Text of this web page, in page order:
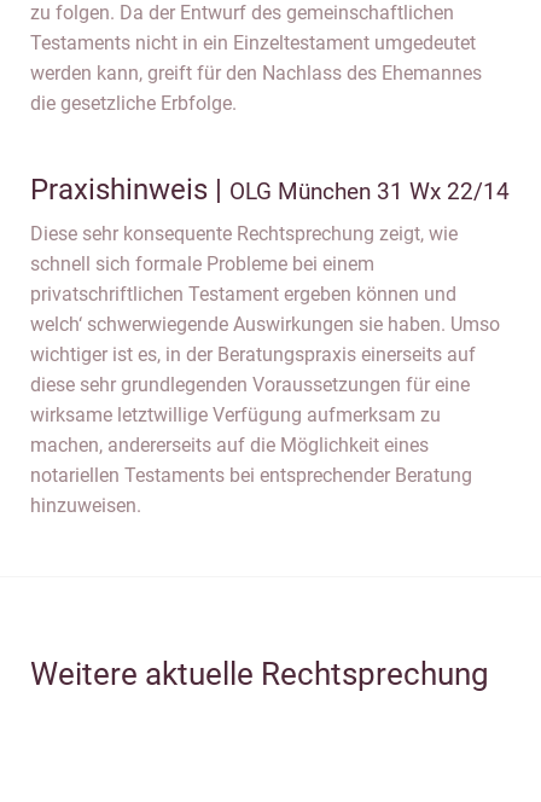
zu folgen. Da der Entwurf des gemeinschaftlichen
Testaments nicht in ein Einzeltestament umgedeutet
werden kann, greift für den Nachlass des Ehemannes
die gesetzliche Erbfolge.
Praxishinweis | OLG München 31 Wx 22/14
Diese sehr konsequente Rechtsprechung zeigt, wie
schnell sich formale Probleme bei einem
privatschriftlichen Testament ergeben können und
welch‘ schwerwiegende Auswirkungen sie haben. Umso
wichtiger ist es, in der Beratungspraxis einerseits auf
diese sehr grundlegenden Voraussetzungen für eine
wirksame letztwillige Verfügung aufmerksam zu
machen, andererseits auf die Möglichkeit eines
notariellen Testaments bei entsprechender Beratung
hinzuweisen.
Weitere aktuelle Rechtsprechung